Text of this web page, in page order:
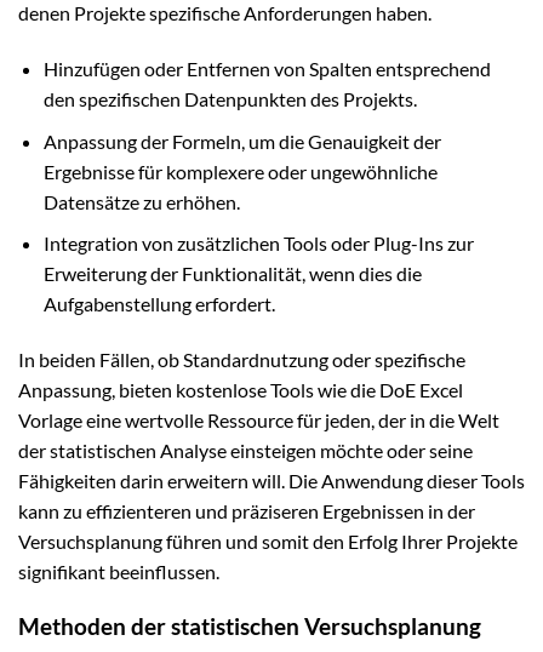
denen Projekte spezifische Anforderungen haben.
Hinzufügen oder Entfernen von Spalten entsprechend
den spezifischen Datenpunkten des Projekts.
Anpassung der Formeln, um die Genauigkeit der
Ergebnisse für komplexere oder ungewöhnliche
Datensätze zu erhöhen.
Integration von zusätzlichen Tools oder Plug-Ins zur
Erweiterung der Funktionalität, wenn dies die
Aufgabenstellung erfordert.
In beiden Fällen, ob Standardnutzung oder spezifische
Anpassung, bieten kostenlose Tools wie die DoE Excel
Vorlage eine wertvolle Ressource für jeden, der in die Welt
der statistischen Analyse einsteigen möchte oder seine
Fähigkeiten darin erweitern will. Die Anwendung dieser Tools
kann zu effizienteren und präziseren Ergebnissen in der
Versuchsplanung führen und somit den Erfolg Ihrer Projekte
signifikant beeinflussen.
Methoden der statistischen Versuchsplanung